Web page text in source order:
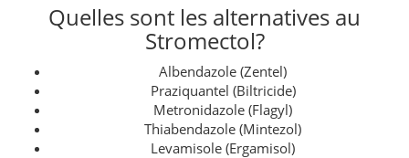
Quelles sont les alternatives au
Stromectol?
Albendazole (Zentel)
Praziquantel (Biltricide)
Metronidazole (Flagyl)
Thiabendazole (Mintezol)
Levamisole (Ergamisol)